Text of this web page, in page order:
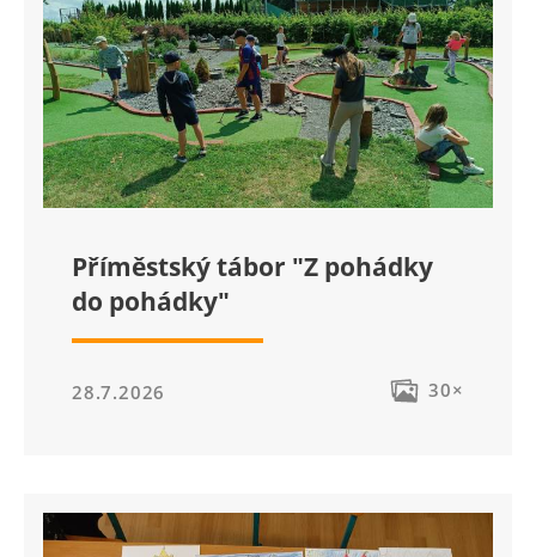
Příměstský tábor "Z pohádky
do pohádky"
28.7.2026 30×